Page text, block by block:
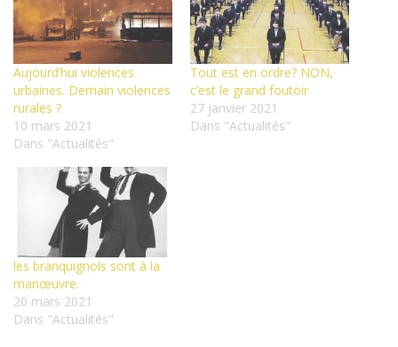
Aujourd’hui violences
urbaines. Demain violences
rurales ?
10 mars 2021
Dans "Actualités"
Tout est en ordre? NON,
c’est le grand foutoir
27 janvier 2021
Dans "Actualités"
les branquignols sont à la
manœuvre.
20 mars 2021
Dans "Actualités"